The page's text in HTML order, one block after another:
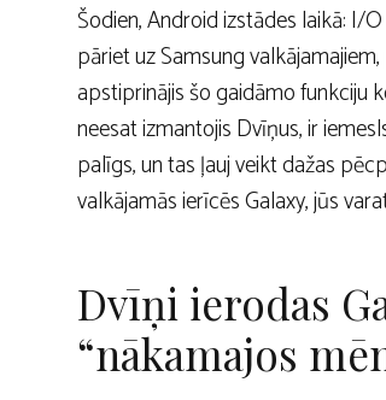
Šodien, Android izstādes laikā: I/
pāriet uz Samsung
apstiprinājis šo gaidāmo funkciju
neesat izmantojis Dvīņus, ir
palīgs, un tas ļauj veikt dažas
valkājamās ierīcēs Galaxy, jūs
Dvīņi ierodas
“nākamajos